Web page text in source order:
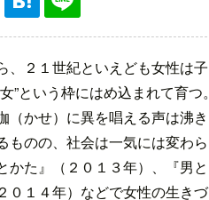
、２１世紀といえども女性は子
”という枠にはめ込まれて育つ。
（かせ）に異を唱える声は沸き
ものの、社会は一気には変わら
かた』（２０１３年）、『男と
０１４年）などで女性の生きづ